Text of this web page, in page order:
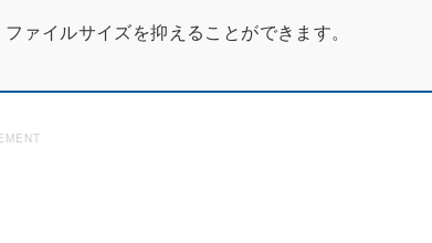
ァイルサイズを抑えることができます。